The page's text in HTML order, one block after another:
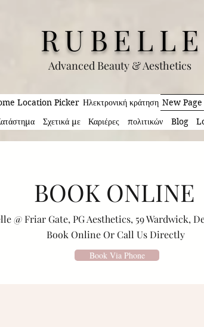
RUBELLE
Advanced Beauty & Aesthetics
Location Picker Ηλεκτρονική κράτηση New Page
Σχετικά με Καριέρες πολιτικών Blog
BOOK ONLINE
@ Friar Gate, PG Aesthetics, 59 Wardwick,
Book Online Or Call Us Directly
Book Via Phone